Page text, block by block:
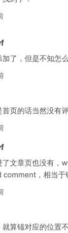
加了，但是不知怎
首页的话当然没有
了文章页也没有，
comment，相当于
就算锚对应的位置